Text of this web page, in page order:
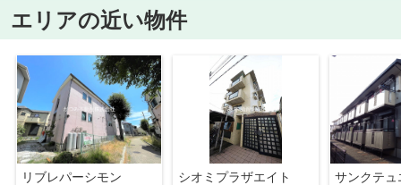
エリアの近い物件
リブレパーシモン
シオミプラザエイト